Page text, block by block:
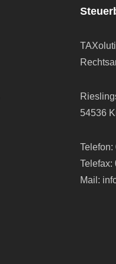
54536
Telefon:
Telefax:
Mail: